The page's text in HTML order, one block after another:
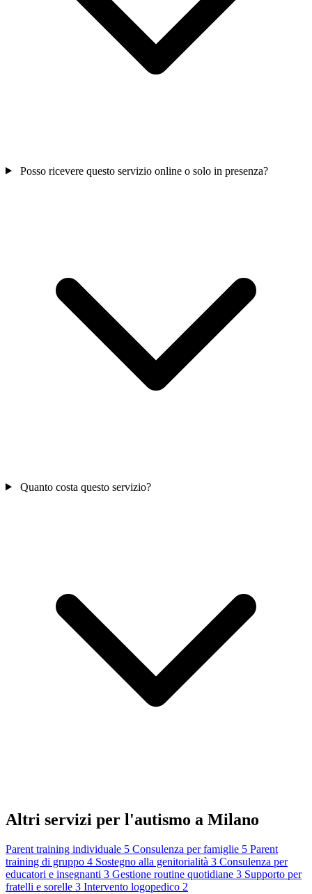
Posso ricevere questo servizio online o solo in presenza?
Quanto costa questo servizio?
Altri servizi per l'autismo a Milano
Parent training individuale 5 Consulenza per famiglie 5 Parent
training di gruppo 4 Sostegno alla genitorialità 3 Consulenza per
educatori e insegnanti 3 Gestione routine quotidiane 3 Supporto per
fratelli e sorelle 3 Intervento logopedico 2